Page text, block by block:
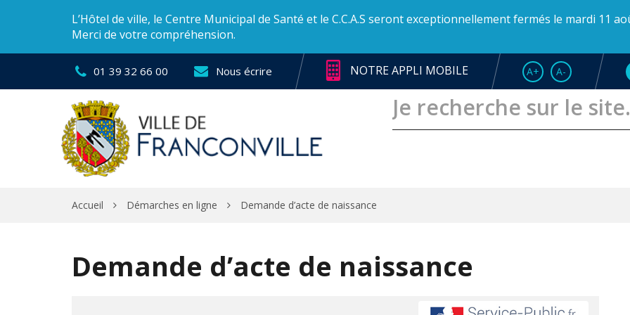
L’Hôtel de ville, le Centre Municipal de Santé et le C.C.A.S seront exceptionnellement fermés le mardi 11
Merci de votre compréhension.
01 39 32 66 00 Nous écrire NOTRE APPLI MOBILE A+AUGMENTER LA
A-RÉDUIRE LA
Accueil Démarches en ligne Demande d’acte de naissance
Demande d’acte de naissance